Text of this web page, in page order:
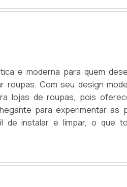
e moderna para quem
roupas. Com seu design
lojas de roupas, pois
para experimentar as
de instalar e limpar, o que